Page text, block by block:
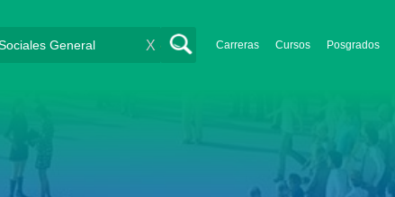
Carreras Cursos Posgrados
X